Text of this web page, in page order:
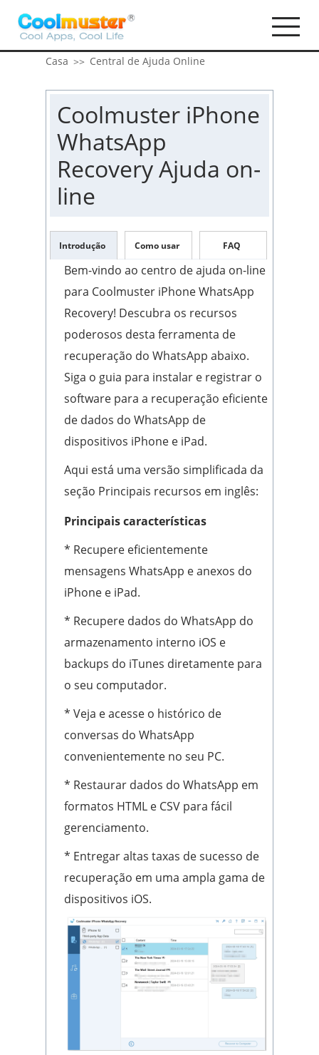
Casa >> Central de Ajuda Online
Coolmuster iPhone
WhatsApp
Recovery Ajuda on-
line
Introdução Como usar FAQ
Bem-vindo ao centro de ajuda on-line
para Coolmuster iPhone WhatsApp
Recovery! Descubra os recursos
poderosos desta ferramenta de
recuperação do WhatsApp abaixo.
Siga o guia para instalar e registrar o
software para a recuperação eficiente
de dados do WhatsApp de
dispositivos iPhone e iPad.
Aqui está uma versão simplificada da
seção Principais recursos em inglês:
Principais características
* Recupere eficientemente
mensagens WhatsApp e anexos do
iPhone e iPad.
* Recupere dados do WhatsApp do
armazenamento interno iOS e
backups do iTunes diretamente para
o seu computador.
* Veja e acesse o histórico de
conversas do WhatsApp
convenientemente no seu PC.
* Restaurar dados do WhatsApp em
formatos HTML e CSV para fácil
gerenciamento.
* Entregar altas taxas de sucesso de
recuperação em uma ampla gama de
dispositivos iOS.